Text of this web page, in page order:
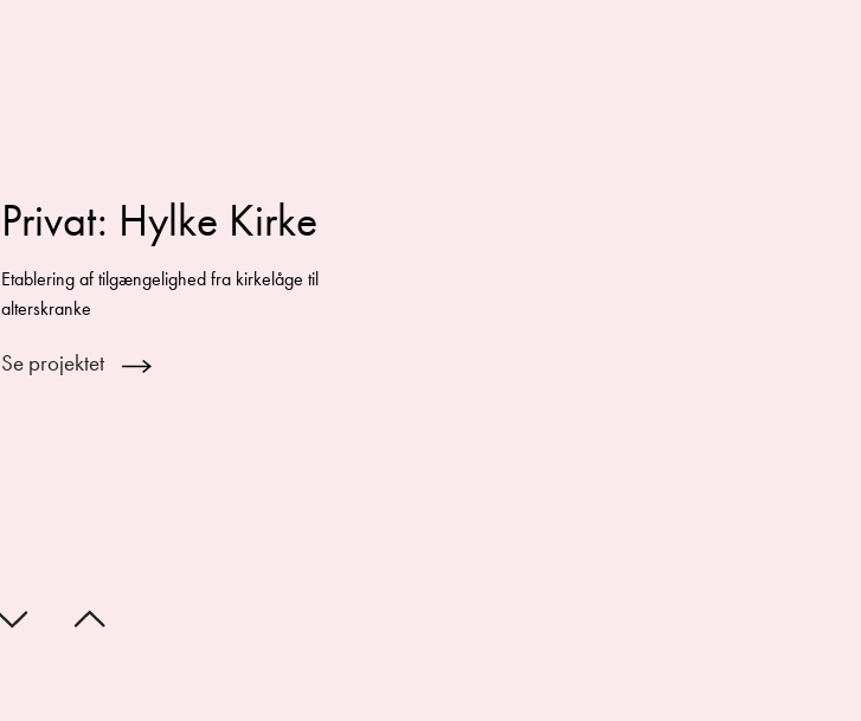
Privat: Hylke Kirke
Etablering af tilgængelighed fra kirkelåge til
alterskranke
Se projektet